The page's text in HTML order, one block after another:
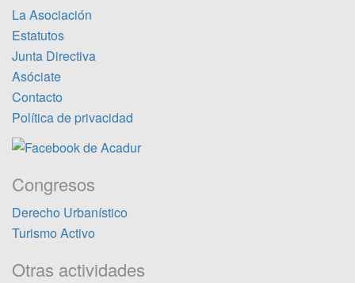
La Asociación
Estatutos
Junta Directiva
Asóciate
Contacto
Política de privacidad
Congresos
Derecho Urbanístico
Turismo Activo
Otras actividades